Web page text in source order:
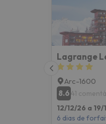
Lagrange
Arc-1600
8.641
12/12/26 a 19/
6 dias de